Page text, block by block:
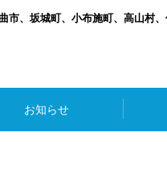
市、坂城町、小布施町、高山村
お知らせ